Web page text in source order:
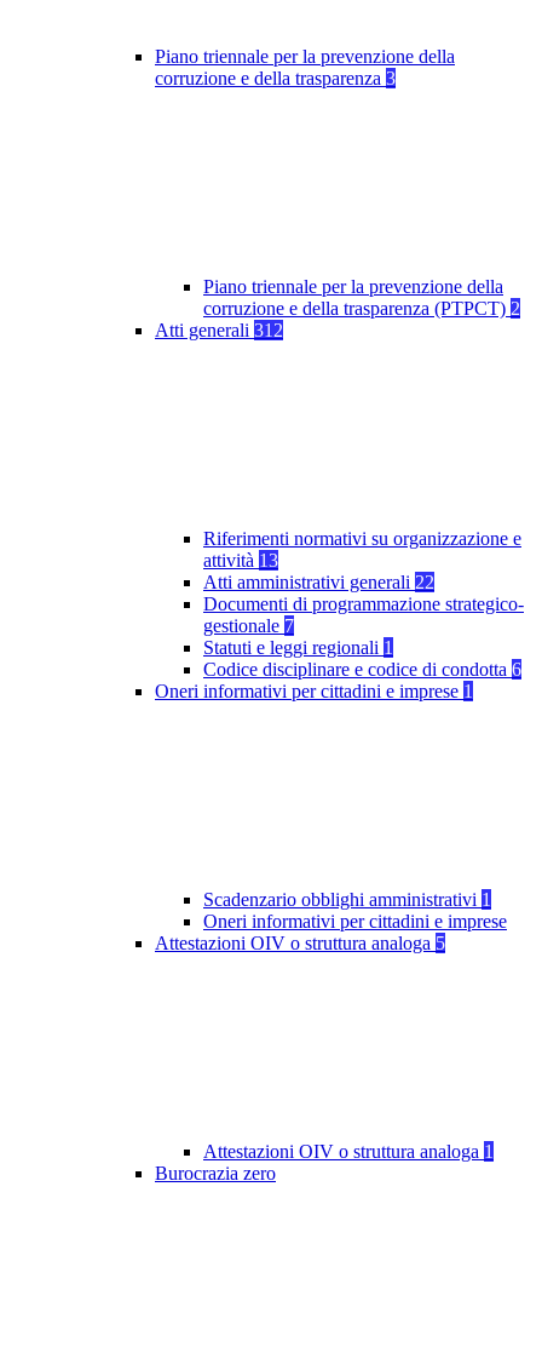
Piano triennale per la prevenzione della
corruzione e della trasparenza 3
Piano triennale per la prevenzione della
corruzione e della trasparenza (PTPCT) 2
Atti generali 312
Riferimenti normativi su organizzazione e
attività 13
Atti amministrativi generali 22
Documenti di programmazione strategico-
gestionale 7
Statuti e leggi regionali 1
Codice disciplinare e codice di condotta 6
Oneri informativi per cittadini e imprese 1
Scadenzario obblighi amministrativi 1
Oneri informativi per cittadini e imprese
Attestazioni OIV o struttura analoga 5
Attestazioni OIV o struttura analoga 1
Burocrazia zero